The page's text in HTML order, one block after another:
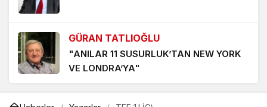
‘YENİDEN AKÇAYPORT’ KALICI OLMALI
1 hafta önce
TERS DURAN TERAZİ KEFESİNDEN DÜŞEN İNTİBAK
YASASI
GÜRAN TATLIOĞLU
"ANILAR 11 SUSURLUK’TAN NEW YORK
VE LONDRA’YA"